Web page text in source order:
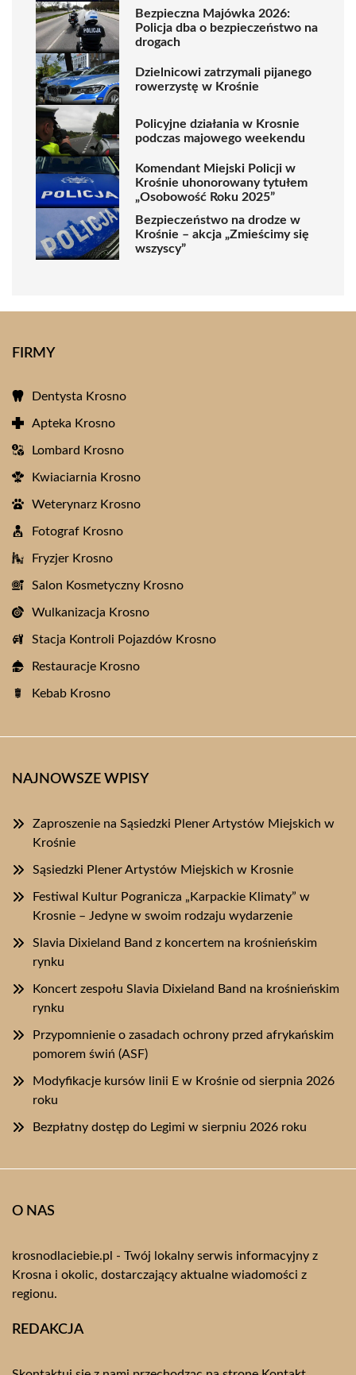
Bezpieczna Majówka 2026:
Policja dba o bezpieczeństwo na
drogach
Dzielnicowi zatrzymali pijanego
rowerzystę w Krośnie
Policyjne działania w Krosnie
podczas majowego weekendu
Komendant Miejski Policji w
Krośnie uhonorowany tytułem
„Osobowość Roku 2025”
Bezpieczeństwo na drodze w
Krośnie – akcja „Zmieścimy się
wszyscy”
FIRMY
Dentysta Krosno
Apteka Krosno
Lombard Krosno
Kwiaciarnia Krosno
Weterynarz Krosno
Fotograf Krosno
Fryzjer Krosno
Salon Kosmetyczny Krosno
Wulkanizacja Krosno
Stacja Kontroli Pojazdów Krosno
Restauracje Krosno
Kebab Krosno
NAJNOWSZE WPISY
Zaproszenie na Sąsiedzki Plener Artystów Miejskich w
Krośnie
Sąsiedzki Plener Artystów Miejskich w Krosnie
Festiwal Kultur Pogranicza „Karpackie Klimaty” w
Krosnie – Jedyne w swoim rodzaju wydarzenie
Slavia Dixieland Band z koncertem na krośnieńskim
rynku
Koncert zespołu Slavia Dixieland Band na krośnieńskim
rynku
Przypomnienie o zasadach ochrony przed afrykańskim
pomorem świń (ASF)
Modyfikacje kursów linii E w Krośnie od sierpnia 2026
roku
Bezpłatny dostęp do Legimi w sierpniu 2026 roku
O NAS
krosnodlaciebie.pl - Twój lokalny serwis informacyjny z
Krosna i okolic, dostarczający aktualne wiadomości z
regionu.
REDAKCJA